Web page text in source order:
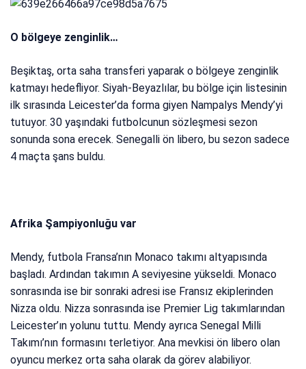
O bölgeye zenginlik…
Beşiktaş, orta saha transferi yaparak o bölgeye zenginlik
katmayı hedefliyor. Siyah-Beyazlılar, bu bölge için listesinin
ilk sırasında Leicester’da forma giyen Nampalys Mendy’yi
tutuyor. 30 yaşındaki futbolcunun sözleşmesi sezon
sonunda sona erecek. Senegalli ön libero, bu sezon sadece
4 maçta şans buldu.
Afrika Şampiyonluğu var
Mendy, futbola Fransa’nın Monaco takımı altyapısında
başladı. Ardından takımın A seviyesine yükseldi. Monaco
sonrasında ise bir sonraki adresi ise Fransız ekiplerinden
Nizza oldu. Nizza sonrasında ise Premier Lig takımlarından
Leicester’ın yolunu tuttu. Mendy ayrıca Senegal Milli
Takımı’nın formasını terletiyor. Ana mevkisi ön libero olan
oyuncu merkez orta saha olarak da görev alabiliyor.